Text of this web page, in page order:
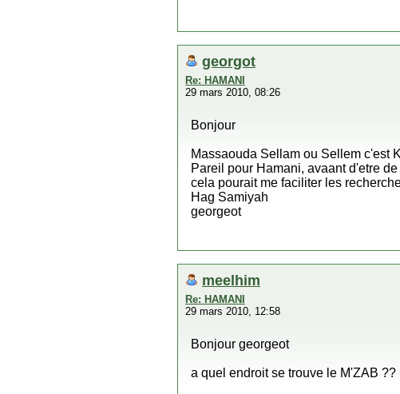
georgot
Re: HAMANI
29 mars 2010, 08:26
Bonjour
Massaouda Sellam ou Sellem c'est
Pareil pour Hamani, avaant d'etre
cela pourait me faciliter les
Hag Samiyah
georgeot
meelhim
Re: HAMANI
29 mars 2010, 12:58
Bonjour georgeot
a quel endroit se trouve le M'ZAB ??